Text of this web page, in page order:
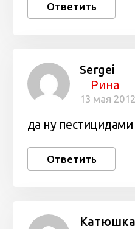
Ответить
Sergei
Рина
13 мая
да ну
Ответить
Катюшка